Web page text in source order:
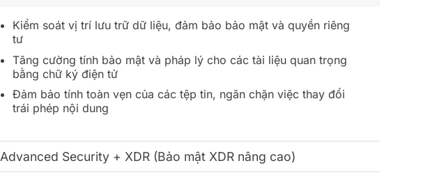
Kiểm soát vị trí lưu trữ dữ liệu, đảm bảo bảo mật và quyền riêng
tư
Tăng cường tính bảo mật và pháp lý cho các tài liệu quan trọng
bằng chữ ký điện tử
Đảm bảo tính toàn vẹn của các tệp tin, ngăn chặn việc thay đổi
trái phép nội dung
Advanced Security + XDR (Bảo mật XDR nâng cao)